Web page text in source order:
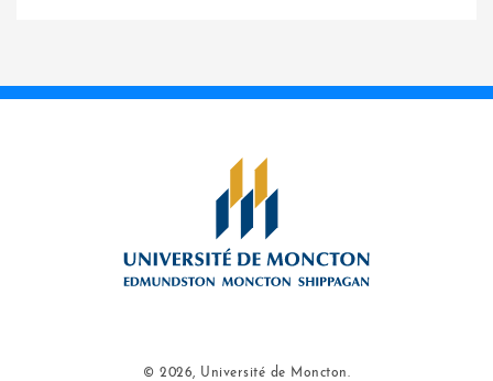
© 2026, Université de Moncton.